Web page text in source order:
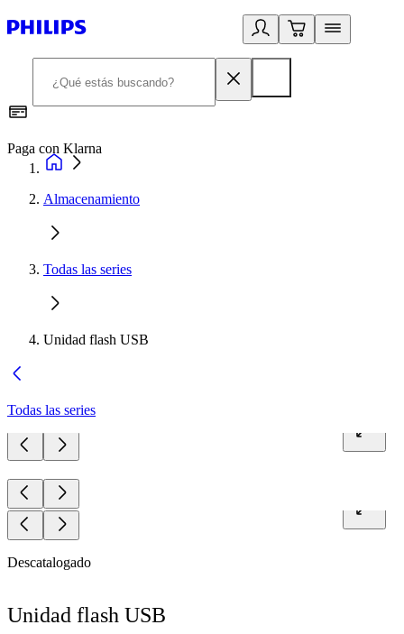
Paga con Klarna
Almacenamiento
Todas las series
Unidad flash USB
Todas las series
Descatalogado
Unidad flash USB